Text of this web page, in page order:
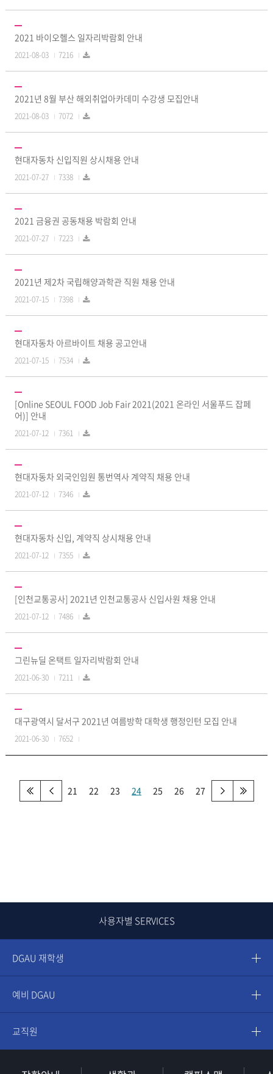
2021 바이오헬스 일자리박람회 안내
2021-08-03 7216
2021년 8월 부산 해외취업아카데미 수강생 모집안내
2021-08-03 7072
현대자동차 신입직원 상시채용 안내
2021-07-27 7338
2021 금융권 공동채용 박람회 안내
2021-07-27 7223
2021년 제2차 국립해양과학관 직원 채용 안내
2021-07-15 7398
현대자동차 아르바이트 채용 공고안내
2021-07-15 7534
[Online SEOUL FOOD Job Fair 2021(2021 온라인 서울푸드 잡페
어)] 안내
2021-07-12 7361
현대자동차 외국인임원 통번역사 계약직 채용 안내
2021-07-12 7346
현대자동차 신입, 계약직 상시채용 안내
2021-07-12 7355
[인천교통공사] 2021년 인천교통공사 신입사원 채용 안내
2021-07-12 7486
그린뉴딜 온택트 일자리박람회 안내
2021-06-30 7211
대구광역시 달서구 2021년 여름방학 대학생 행정인턴 모집 안내
2021-06-30 7652
21 22 23 24 25 26 27
사용자별 SERVICES
DGAU 재학생
예비 DGAU
교직원